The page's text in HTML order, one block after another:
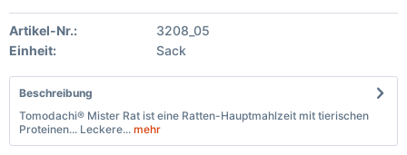
Artikel-Nr.:
3208_05
Einheit:
Sack
Beschreibung
Tomodachi® Mister Rat ist eine Ratten-Hauptmahlzeit mit tierischen
Proteinen... Leckere... mehr